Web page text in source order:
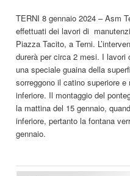
TERNI 8 gennaio 2024 – Asm
effettuati dei lavori di
Piazza Tacito, a Terni.
durerà per circa 2 mesi. I
una speciale guaina della
sorreggono il catino superiore
inferiore. Il montaggio del
la mattina del 15 gennaio,
inferiore, pertanto la fontana
gennaio.